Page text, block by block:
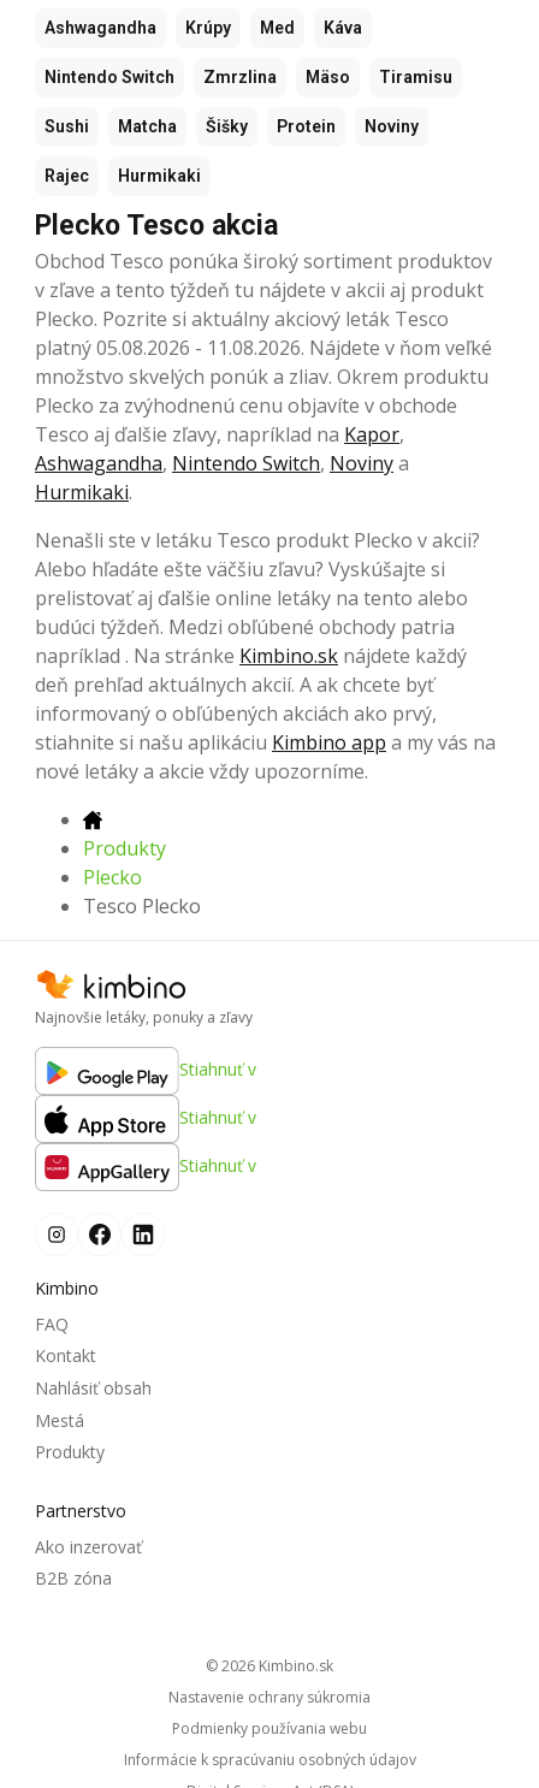
Ashwagandha Krúpy Med Káva
Nintendo Switch Zmrzlina Mäso Tiramisu
Sushi Matcha Šišky Protein Noviny
Rajec Hurmikaki
Plecko Tesco akcia
Obchod Tesco ponúka široký sortiment produktov
v zľave a tento týždeň tu nájdete v akcii aj produkt
Plecko. Pozrite si aktuálny akciový leták Tesco
platný 05.08.2026 - 11.08.2026. Nájdete v ňom veľké
množstvo skvelých ponúk a zliav. Okrem produktu
Plecko za zvýhodnenú cenu objavíte v obchode
Tesco aj ďalšie zľavy, napríklad na Kapor,
Ashwagandha, Nintendo Switch, Novinya
Hurmikaki.
Nenašli ste v letáku Tesco produkt Plecko v akcii?
Alebo hľadáte ešte väčšiu zľavu? Vyskúšajte si
prelistovať aj ďalšie online letáky na tento alebo
budúci týždeň. Medzi obľúbené obchody patria
napríklad . Na stránke Kimbino.sk nájdete každý
deň prehľad aktuálnych akcií. A ak chcete byť
informovaný o obľúbených akciách ako prvý,
stiahnite si našu aplikáciu Kimbino app a my vás na
nové letáky a akcie vždy upozorníme.
Produkty
Plecko
Tesco Plecko
Najnovšie letáky, ponuky a zľavy
Stiahnuť v
Stiahnuť v
Stiahnuť v
Kimbino
FAQ
Kontakt
Nahlásiť obsah
Mestá
Produkty
Partnerstvo
Ako inzerovať
B2B zóna
© 2026
kimbino.sk
Nastavenie ochrany súkromia
Podmienky používania webu
Informácie k spracúvaniu osobných údajov